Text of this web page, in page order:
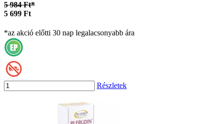
5 984 Ft*
5 699 Ft
*az akció előtti 30 nap legalacsonyabb ára
Részletek